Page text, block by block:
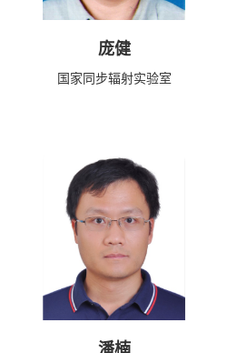
庞健
国家同步辐射实验室